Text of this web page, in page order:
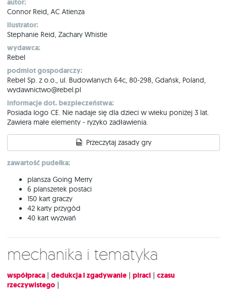
autor:
Connor Reid, AC Atienza
ilustrator:
Stephanie Reid, Zachary Whistle
wydawca:
Rebel
podmiot gospodarczy:
Rebel Sp. z o.o., ul. Budowlanych 64c, 80-298, Gdańsk, Poland,
wydawnictwo@rebel.pl
informacje dot. bezpieczeństwa:
Posiada logo CE. Nie nadaje się dla dzieci w wieku poniżej 3 lat.
Zawiera małe elementy - ryzyko zadławienia.
Przeczytaj zasady gry
zawartość pudełka:
plansza Going Merry
6 planszetek postaci
150 kart graczy
42 karty przygód
40 kart wyzwań
Mechanika i tematyka
współpraca | dedukcja i zgadywanie | piraci | czasu
rzeczywistego |